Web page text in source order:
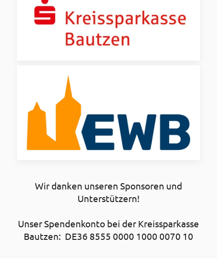
Wir danken unseren Sponsoren und
Unterstützern!
Unser Spendenkonto bei der Kreissparkasse
Bautzen: DE36 8555 0000 1000 0070 10